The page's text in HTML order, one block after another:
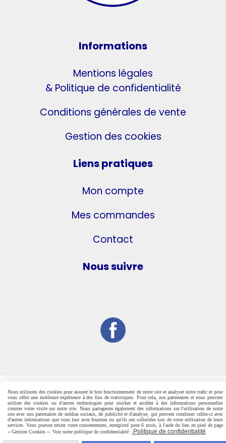
Informations
Mentions légales
& Politique de confidentialité
Conditions générales de vente
Gestion des cookies
Liens pratiques
Mon compte
Mes commandes
Contact
Nous suivre
Nous utilisons des cookies pour assurer le bon fonctionnement de notre site et analyser notre trafic et pour
vous offrir une meilleure expérience à des fins de statistiques. Pour cela, nos partenaires et nous peuvent
utiliser des cookies ou d'autres technologies pour stocker et accéder à des informations personnelles
comme votre visite sur notre site. Nous partageons également des informations sur l'utilisation de notre
site avec nos partenaires de médias sociaux, de publicité et d'analyse, qui peuvent combiner celles-ci avec
d'autres informations que vous leur avez fournies ou qu'ils ont collectées lors de votre utilisation de leurs
services. Vous pouvez retirer votre consentement, enregistré pour 6 mois, à l'aide du lien en pied de page
« Gestion Cookies ». Voir notre politique de confidentialité : Politique de confidentialité